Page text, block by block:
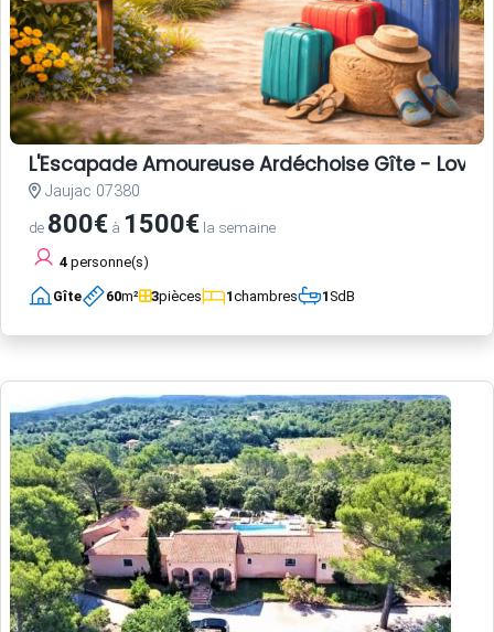
L'Escapade Amoureuse Ardéchoise Gîte -
Jaujac 07380
de 800€ à 1500€ la semaine
4 personne(s)
Gîte 60m² 3pièces 1chambres 1SdB